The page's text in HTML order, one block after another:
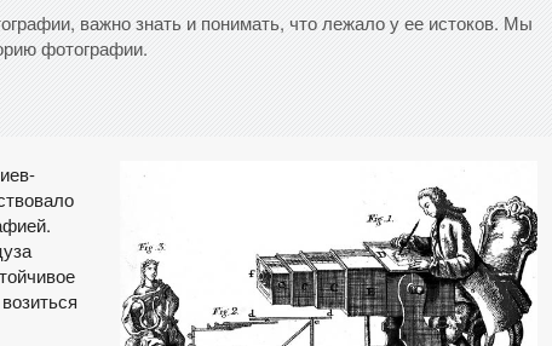
важно знать и понимать, что лежало у ее истоков. Мы
фотографии.